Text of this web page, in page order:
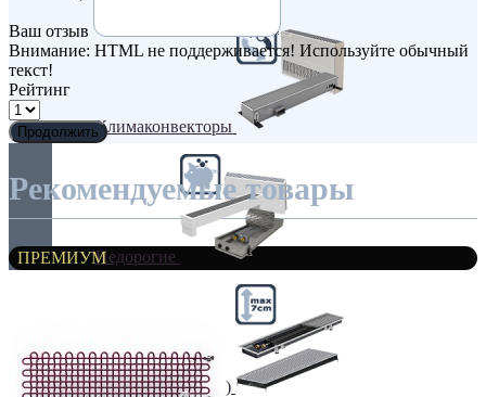
Климаконвекторы
Недорогие
Низкие (до 70 мм)
Ваш отзыв
Внимание: HTML не поддерживается! Используйте обычный
текст!
Рейтинг
Продолжить
Рекомендуемые товары
ПРЕМИУМ